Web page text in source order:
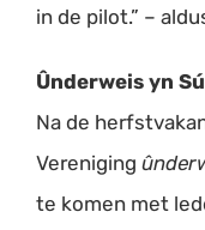
in de pilot.” –
Ûnderweis yn
Na de
Vereniging
te komen met